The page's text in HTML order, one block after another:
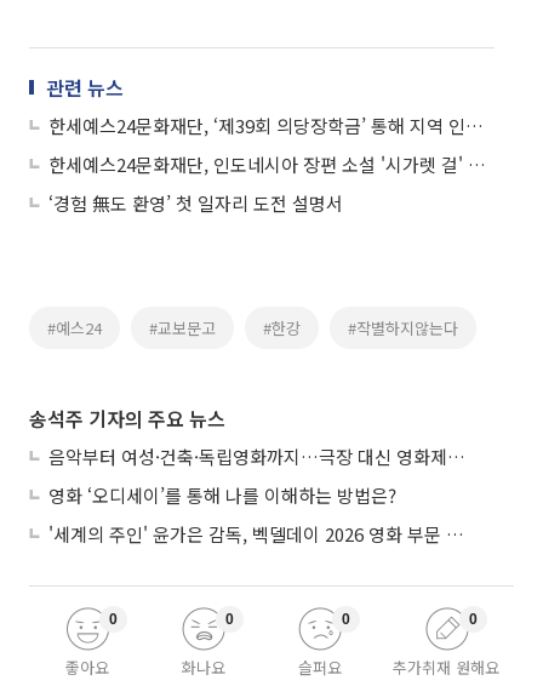
관련 뉴스
한세예스24문화재단, ‘제39회 의당장학금’ 통해 지역 인재 육성
한세예스24문화재단, 인도네시아 장편 소설 '시가렛 걸' 번역∙출간
‘경험 無도 환영’ 첫 일자리 도전 설명서
#예스24 #교보문고 #한강 #작별하지않는다
송석주 기자의 주요 뉴스
음악부터 여성·건축·독립영화까지…극장 대신 영화제로 즐기는 스크린 여행
영화 ‘오디세이’를 통해 나를 이해하는 방법은?
'세계의 주인' 윤가은 감독, 벡델데이 2026 영화 부문 벡델리안 감독 선정
좋아요
0
화나요
0
슬퍼요
0
추가취재 원해요
0